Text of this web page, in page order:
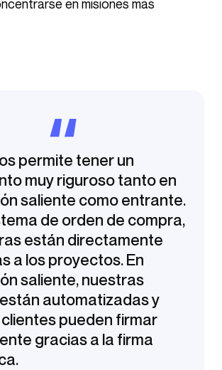
en misiones más
muy riguroso tanto en
saliente como entrante.
de orden de compra,
están directamente
a los proyectos. En
saliente, nuestras
automatizadas y
pueden firmar
gracias a la firma